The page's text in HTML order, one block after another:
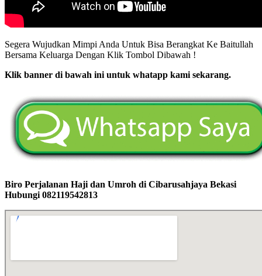
Segera Wujudkan Mimpi Anda Untuk Bisa Berangkat Ke Baitullah
Bersama Keluarga Dengan Klik Tombol Dibawah !
Klik banner di bawah ini untuk whatapp kami sekarang.
Biro Perjalanan Haji dan Umroh di Cibarusahjaya Bekasi
Hubungi 082119542813